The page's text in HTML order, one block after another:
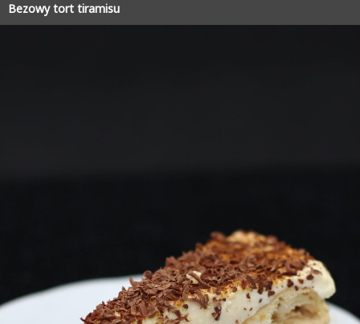
Bezowy tort tiramisu